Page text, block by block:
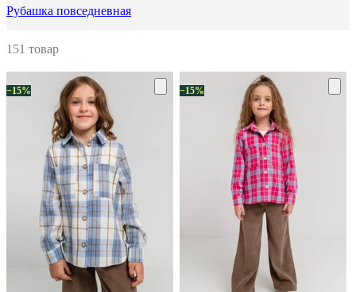
Рубашка повседневная
151 товар
−15% −15%